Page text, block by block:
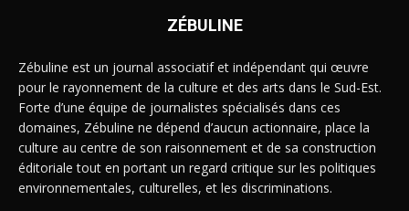
ZÉBULINE
Zébuline est un journal associatif et indépendant qui œuvre
pour le rayonnement de la culture et des arts dans le Sud-Est.
Forte d’une équipe de journalistes spécialisés dans ces
domaines, Zébuline ne dépend d’aucun actionnaire, place la
culture au centre de son raisonnement et de sa construction
éditoriale tout en portant un regard critique sur les politiques
environnementales, culturelles, et les discriminations.